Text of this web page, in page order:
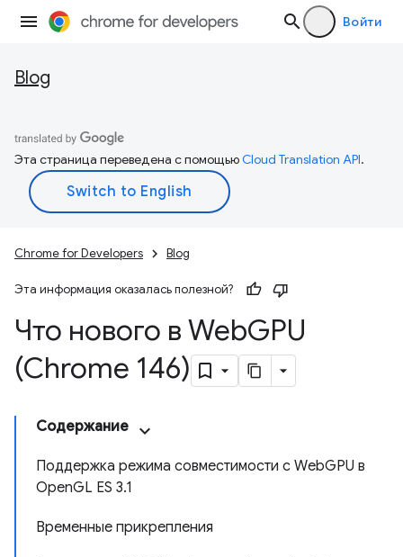
Войти
Blog
Эта страница переведена с помощьюCloud Translation API.
Chrome for Developers Blog
Эта информация оказалась полезной?
Что нового в WebGPU
(Chrome 146)
Содержание
Поддержка режима совместимости с WebGPU в
OpenGL ES 3.1
Временные прикрепления